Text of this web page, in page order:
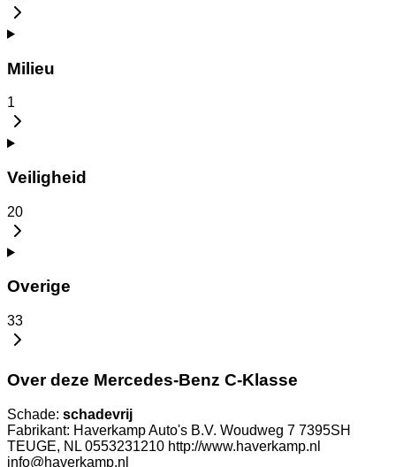
Milieu
1
Veiligheid
20
Overige
33
Over deze Mercedes-Benz C-Klasse
Schade: schadevrij
Fabrikant: Haverkamp Auto's B.V. Woudweg 7 7395SH
TEUGE, NL 0553231210 http://www.haverkamp.nl
info@haverkamp.nl